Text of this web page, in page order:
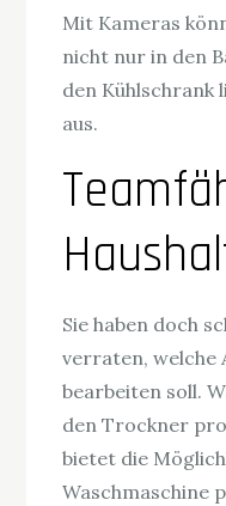
Mit Kameras
nicht nur in den
den Kühlschrank
aus.
Sie haben doch
verraten, welche
bearbeiten soll.
den Trockner
bietet die
Waschmaschine